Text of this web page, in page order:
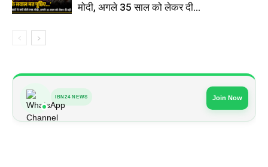
मोदी, अगले 35 साल को लेकर दी...
IBN24 NEWS Join Now